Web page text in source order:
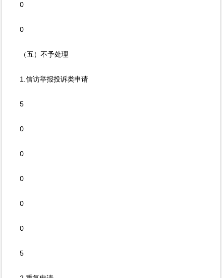
0
0
（五）不予处理
1.信访举报投诉类申请
5
0
0
0
0
0
5